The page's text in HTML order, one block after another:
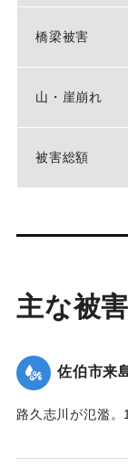
橋梁被害
山・崖崩れ
被害総額
主な被害
佐伯市来
路久志川が氾濫